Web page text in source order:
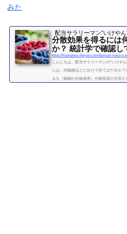
みた
配当サラリーマン“いけやん
分散効果を得るには
か？ 統計学で確認し
こんにちは。配当サラリーマンの“いけや
には、何銘柄ほどに分けて持てば十分か
るな（銘柄の分散保有）分散投資の大切